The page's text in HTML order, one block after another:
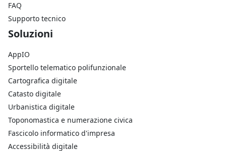
FAQ
Supporto tecnico
Footer Soluzioni
Soluzioni
AppIO
Sportello telematico polifunzionale
Cartografica digitale
Catasto digitale
Urbanistica digitale
Toponomastica e numerazione civica
Fascicolo informatico d'impresa
Accessibilità digitale